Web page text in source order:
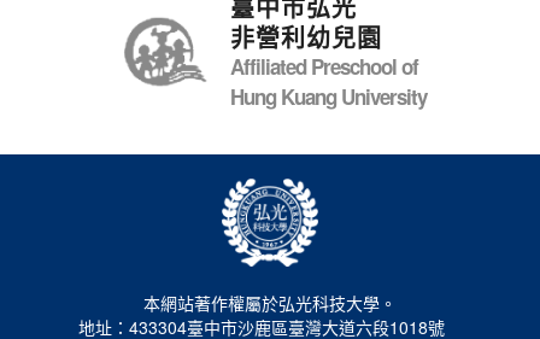
非營利幼兒園
Affiliated Preschool of
Hung Kuang University
本網站著作權屬於弘光科技大學。
地址：433304臺中市沙鹿區臺灣大道六段1018號